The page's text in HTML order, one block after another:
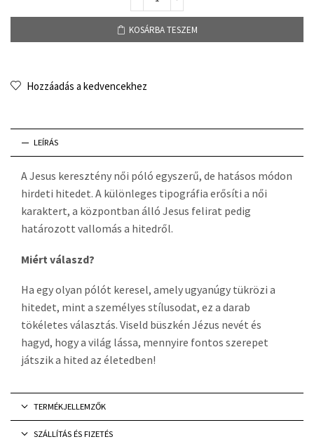
KOSÁRBA TESZEM
Hozzáadás a kedvencekhez
LEÍRÁS
A Jesus keresztény női póló egyszerű, de hatásos módon
hirdeti hitedet. A különleges tipográfia erősíti a női
karaktert, a központban álló Jesus felirat pedig
határozott vallomás a hitedről.
Miért válaszd?
Ha egy olyan pólót keresel, amely ugyanúgy tükrözi a
hitedet, mint a személyes stílusodat, ez a darab
tökéletes választás. Viseld büszkén Jézus nevét és
hagyd, hogy a világ lássa, mennyire fontos szerepet
játszik a hited az életedben!
TERMÉKJELLEMZŐK
SZÁLLÍTÁS ÉS FIZETÉS